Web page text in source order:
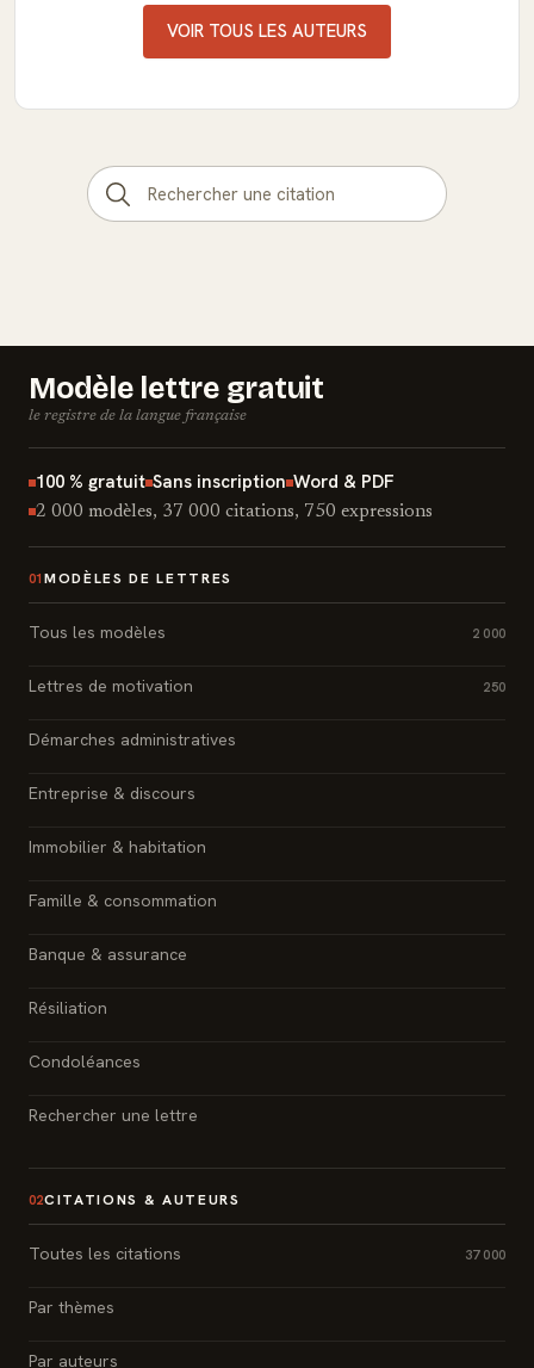
VOIR TOUS LES AUTEURS
Modèle lettre gratuit
le registre de la langue française
100 % gratuit Sans inscription Word & PDF
2 000 modèles, 37 000 citations, 750 expressions
01 MODÈLES DE LETTRES
Tous les modèles 2 000
Lettres de motivation 250
Démarches administratives
Entreprise & discours
Immobilier & habitation
Famille & consommation
Banque & assurance
Résiliation
Condoléances
Rechercher une lettre
02CITATIONS & AUTEURS
Toutes les citations 37 000
Par thèmes
Par auteurs